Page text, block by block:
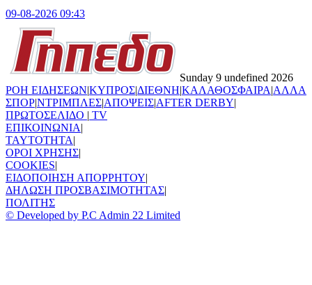
09-08-2026 09:43
Sunday 9 undefined 2026
ΡΟΗ ΕΙΔΗΣΕΩΝ|ΚΥΠΡΟΣ|ΔΙΕΘΝΗ|ΚΑΛΑΘΟΣΦΑΙΡΑ|ΑΛΛΑ
ΣΠΟΡ|ΝΤΡΙΜΠΛΕΣ|ΑΠΟΨΕΙΣ|AFTER DERBY|
ΠΡΩΤΟΣΕΛΙΔΟ | TV
ΕΠΙΚΟΙΝΩΝΙΑ|
TAYTOTHTA|
ΟΡΟΙ ΧΡΗΣΗΣ|
COOKIES|
ΕΙΔΟΠΟΙΗΣΗ ΑΠΟΡΡΗΤΟΥ|
ΔΗΛΩΣΗ ΠΡΟΣΒΑΣΙΜΟΤΗΤΑΣ|
ΠΟΛΙΤΗΣ
© Developed by P.C Admin 22 Limited